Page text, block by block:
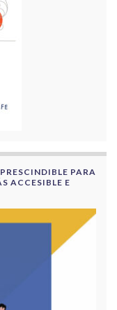
PARA
ACCESIBLE E